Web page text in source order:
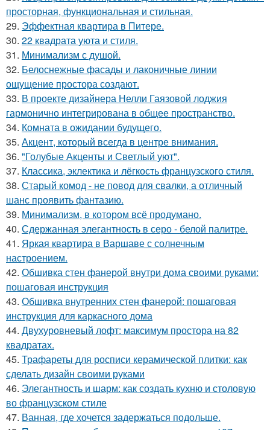
просторная, функциональная и стильная.
29. Эффектная квартира в Питере.
30. 22 квадрата уюта и стиля.
31. Минимализм с душой.
32. Белоснежные фасады и лаконичные линии
ощущение простора создают.
33. В проекте дизайнера Нелли Гаязовой лоджия
гармонично интегрирована в общее пространство.
34. Комната в ожидании будущего.
35. Акцент, который всегда в центре внимания.
36. "Голубые Акценты и Светлый уют".
37. Классика, эклектика и лёгкость французского стиля.
38. Старый комод - не повод для свалки, а отличный
шанс проявить фантазию.
39. Минимализм, в котором всё продумано.
40. Сдержанная элегантность в серо - белой палитре.
41. Яркая квартира в Варшаве с солнечным
настроением.
42. Обшивка стен фанерой внутри дома своими руками:
пошаговая инструкция
43. Обшивка внутренних стен фанерой: пошаговая
инструкция для каркасного дома
44. Двухуровневый лофт: максимум простора на 82
квадратах.
45. Трафареты для росписи керамической плитки: как
сделать дизайн своими руками
46. Элегантность и шарм: как создать кухню и столовую
во французском стиле
47. Ванная, где хочется задержаться подольше.